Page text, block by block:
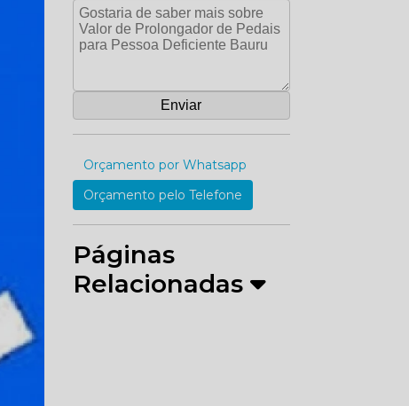
Orçamento por Whatsapp
Orçamento pelo Telefone
Páginas
Relacionadas